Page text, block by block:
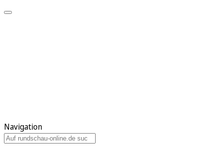
Navigation